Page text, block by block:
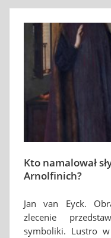
Kto namalował
Arnolfinich?
Jan van Eyck.
zlecenie
symboliki. Lustro